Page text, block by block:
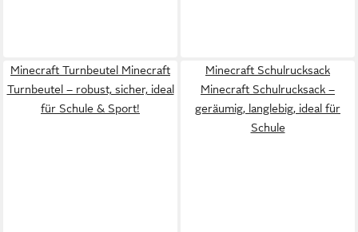
Minecraft Turnbeutel Minecraft
Turnbeutel – robust, sicher, ideal
für Schule & Sport!
Minecraft Schulrucksack
Minecraft Schulrucksack –
geräumig, langlebig, ideal für
Schule